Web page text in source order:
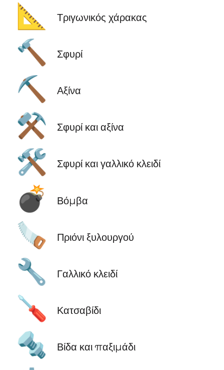
📐 Τριγωνικός χάρακας
🔨 Σφυρί
⛏️ Αξίνα
⚒️ Σφυρί και αξίνα
🛠️ Σφυρί και γαλλικό κλειδί
💣 Βόμβα
🪚 Πριόνι ξυλουργού
🔧 Γαλλικό κλειδί
🪛 Κατσαβίδι
🔩 Βίδα και παξιμάδι